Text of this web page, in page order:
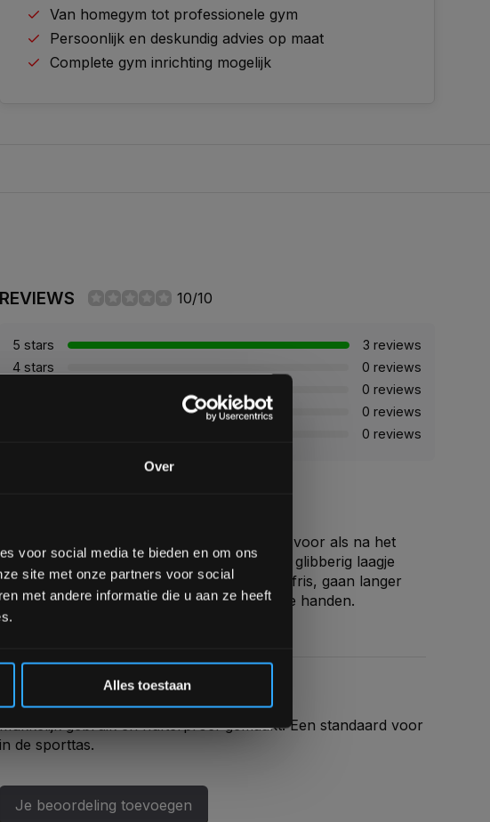
Over
voor social media te bieden en om ons
site met onze partners voor social
met andere informatie die u aan ze heeft
Alles toestaan
Van homegym tot professionele gym
Persoonlijk en deskundig advies op maat
Complete gym inrichting mogelijk
REVIEWS 10/10
5 stars
3 reviews
4 stars
0 reviews
0 reviews
0 reviews
0 reviews
Hele fijne spray! Vooral omdat je het zowel voor als na het
sporten kunt gebruiken zonder dat het een glibberig laagje
achterlaat. Mijn bokshandschoenen blijven fris, gaan langer
mee en ik heb geen last meer van stinkende handen.
Remo Speijers
Makkelijk gebruik en hufterproef gemaakt. Een standaard voor
in de sporttas.
Je beoordeling toevoegen
op je volgende bestelling
Inschrijven